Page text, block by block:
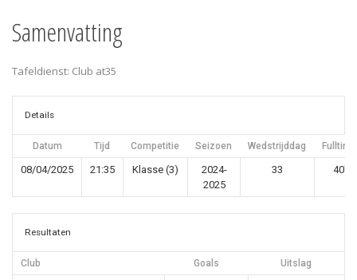
Samenvatting
Tafeldienst: Club at35
Details
Datum Tijd Competitie Seizoen Wedstrijddag Fulltime
08/04/2025 21:35 Klasse (3)
2024-
2025
33 40'
Resultaten
Club Goals Uitslag